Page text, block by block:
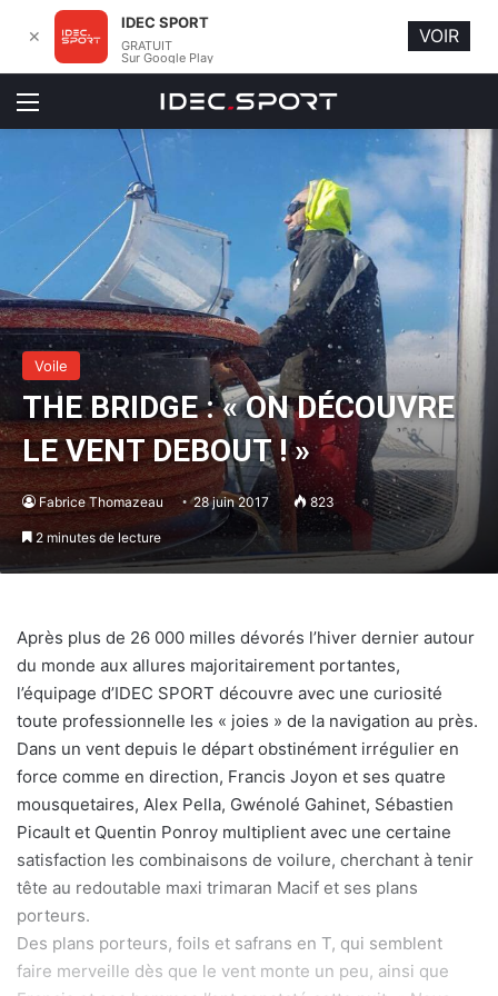
Menu
Voile
THE BRIDGE : « ON DÉCOUVRE
LE VENT DEBOUT ! »
Fabrice Thomazeau 28 juin 2017 823
2 minutes de lecture
Après plus de 26 000 milles dévorés l’hiver dernier autour
du monde aux allures majoritairement portantes,
l’équipage d’IDEC SPORT découvre avec une curiosité
toute professionnelle les « joies » de la navigation au près.
Dans un vent depuis le départ obstinément irrégulier en
force comme en direction, Francis Joyon et ses quatre
mousquetaires, Alex Pella, Gwénolé Gahinet, Sébastien
Picault et Quentin Ponroy multiplient avec une certaine
satisfaction les combinaisons de voilure, cherchant à tenir
tête au redoutable maxi trimaran Macif et ses plans
porteurs.
Des plans porteurs, foils et safrans en T, qui semblent
faire merveille dès que le vent monte un peu, ainsi que
✕
IDEC SPORT
GRATUIT
Sur Google Play
VOIR